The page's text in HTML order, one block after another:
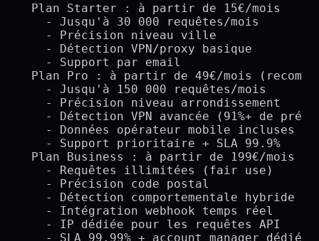
Plan Starter : à partir de 15€/mois
  - Jusqu'à 30 000 requêtes/mois
  - Précision niveau ville
  - Détection VPN/proxy basique
  - Support par email
Plan Pro : à partir de 49€/mois
  - Jusqu'à 150 000 requêtes/mois
  - Précision niveau arrondissement
- Détection VPN avancée (91%+ de
  - Données opérateur mobile incluses
  - Support prioritaire + SLA 99.9%
Plan Business : à partir de 199€/mois
  - Requêtes illimitées (fair use)
  - Précision code postal
  - Détection comportementale hybride
  - Intégration webhook temps réel
  - IP dédiée pour les requêtes API